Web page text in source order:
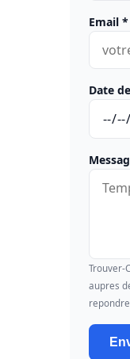
Email *
Date
Trouver-
aupres